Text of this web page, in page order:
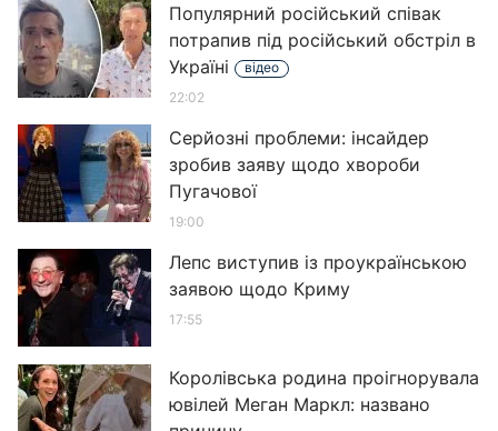
Популярний російський співак
потрапив під російський обстріл в
Україні
відео
22:02
Серйозні проблеми: інсайдер
зробив заяву щодо хвороби
Пугачової
19:00
Лепс виступив із проукраїнською
заявою щодо Криму
17:55
Королівська родина проігнорувала
ювілей Меган Маркл: названо